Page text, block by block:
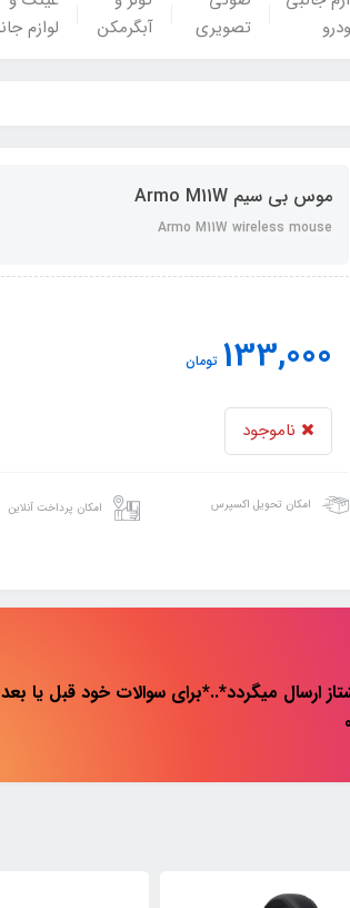
تصویری
آبگرمکن
لوازم
موس بی سیم Armo M11W
Armo M11W wireless mouse
133,000 تومان
ناموجود
امکان تحویل اکسپرس امکان پرداخت آنلاین
میگردد*..*برای سوالات خود قبل یا